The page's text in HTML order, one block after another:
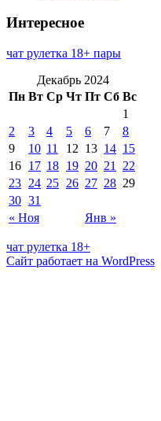
Интересное
чат рулетка 18+ пары
Декабрь 2024
Пн Вт Ср Чт Пт Сб Вс
« Ноя Янв »
1
2
3 4 5 6 7
8
9
10 11 12 13 14 15
16 17 18 19 20 21
22
23 24 25 26 27 28 29
30 31
чат рулетка 18+
Сайт работает на WordPress